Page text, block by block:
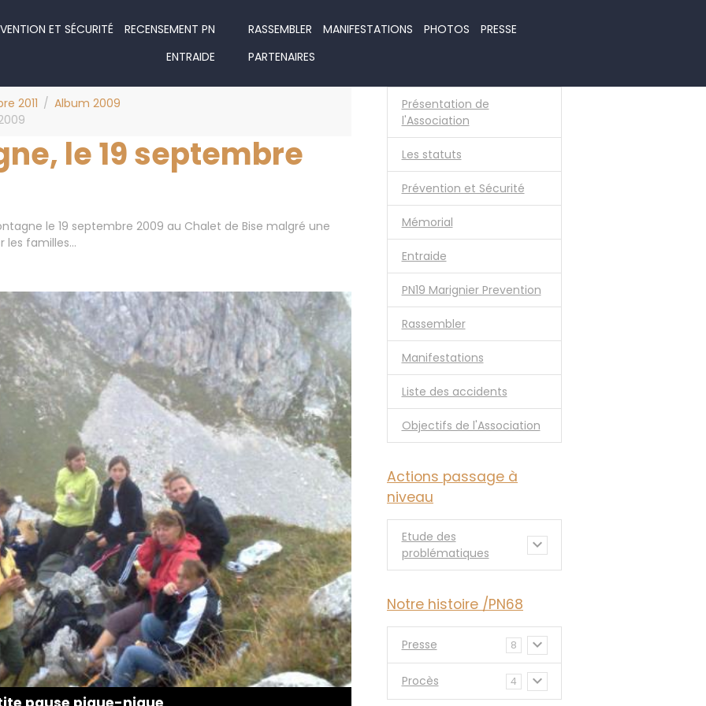
ET SÉCURITÉ
RECENSEMENT PN
ENTRAIDE
RASSEMBLER MANIFESTATIONS PHOTOS
PRESSE
PARTENAIRES
2011
Album 2009
le 19 septembre
le 19 septembre 2009 au Chalet de Bise malgré une
les familles...
Présentation de
l'Association
Les statuts
Prévention et Sécurité
Mémorial
Entraide
PN19 Marignier Prevention
Rassembler
Manifestations
Liste des accidents
Objectifs de l'Association
Actions passage à
niveau
Etude des
problématiques
Notre histoire /PN68
Presse 8
Procès 4